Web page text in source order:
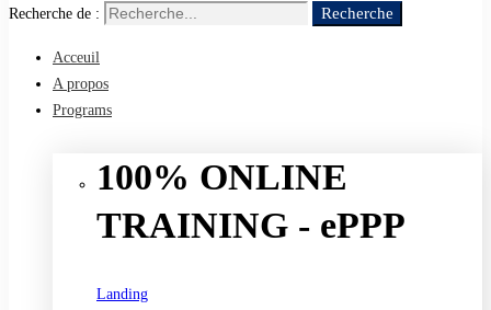
Recherche de : Recherche
Acceuil
A propos
Programs
100% ONLINE
TRAINING - ePPP
Landing